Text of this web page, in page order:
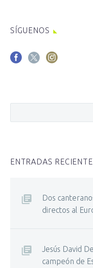
SÍGUENOS
ENTRADAS
Dos
directos al
Jesús David
campeón de